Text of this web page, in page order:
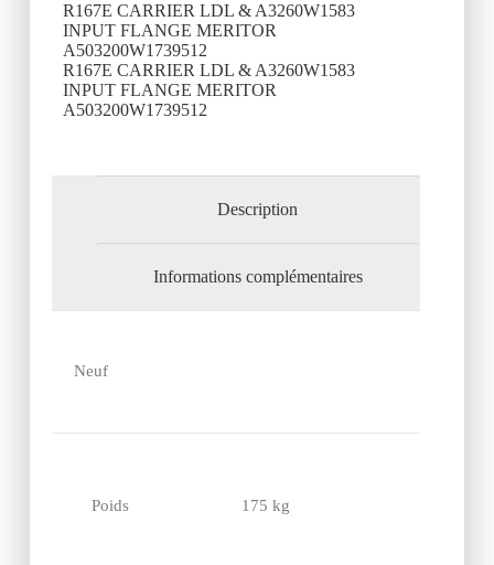
R167E CARRIER LDL & A3260W1583
INPUT FLANGE MERITOR
A503200W1739512
R167E CARRIER LDL & A3260W1583
INPUT FLANGE MERITOR
A503200W1739512
Description
Informations complémentaires
Neuf
Poids 175 kg